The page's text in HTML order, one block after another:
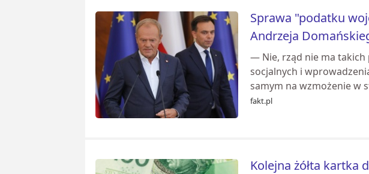
Sprawa "podatku
Andrzeja
— Nie, rząd nie ma
socjalnych i
samym na wzmożenie w
fakt.pl
Kolejna żółta kartka